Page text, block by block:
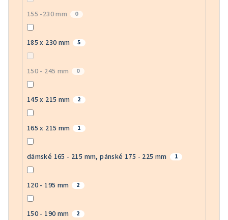
155 -230 mm 0
185 x 230 mm 5
150 - 245 mm 0
145 x 215 mm 2
165 x 215 mm 1
dámské 165 - 215 mm, pánské 175 - 225 mm 1
120 - 195 mm 2
150 - 190 mm 2